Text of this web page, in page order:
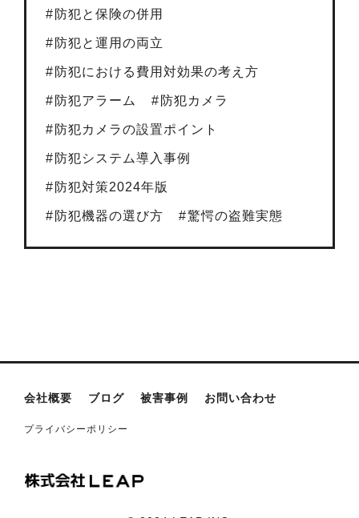
防犯と保険の併用
防犯と運用の両立
防犯における費用対効果の考え方
防犯アラーム 防犯カメラ
防犯カメラの設置ポイント
防犯システム導入事例
防犯対策2024年版
防犯機器の選び方 驚愕の盗難実態
会社概要 ブログ 被害事例 お問い合わせ
プライバシーポリシー